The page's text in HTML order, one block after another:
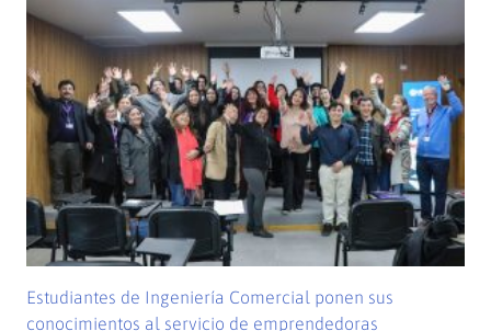
Estudiantes de Ingeniería Comercial ponen sus
conocimientos al servicio de emprendedoras